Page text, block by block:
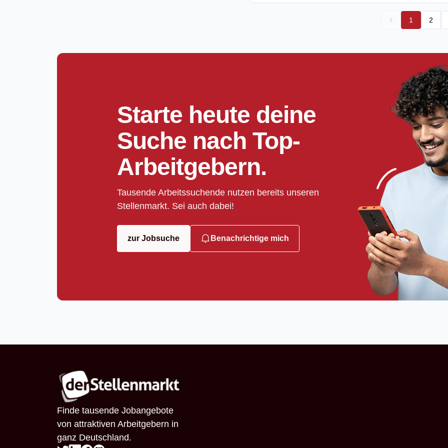
1 2
Starte heute deine
Suche nach Top-
Arbeitgebern.
Tausende Arbeitssuchende nutzen bereits unseren
Stellenmarkt. Sei auch dabei!
zur Jobsuche Benachrichtige mich
Finde tausende Jobangebote
von attraktiven Arbeitgebern in
ganz Deutschland.